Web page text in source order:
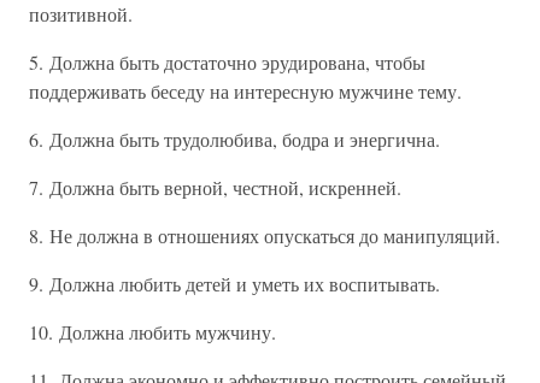
позитивной.
5. Должна быть достаточно эрудирована, чтобы
поддерживать беседу на интересную мужчине тему.
6. Должна быть трудолюбива, бодра и энергична.
7. Должна быть верной, честной, искренней.
8. Не должна в отношениях опускаться до манипуляций.
9. Должна любить детей и уметь их воспитывать.
10. Должна любить мужчину.